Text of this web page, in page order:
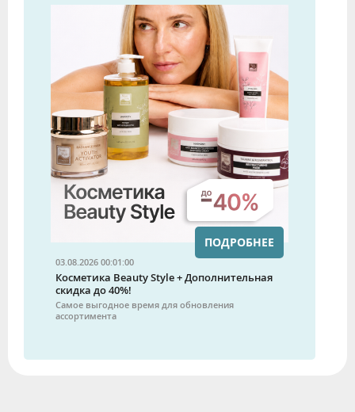
03.08.2026 00:01:00
Косметика Beauty Style + Дополнительная
скидка до 40%!
Самое выгодное время для обновления
ассортимента
ПОДРОБНЕЕ